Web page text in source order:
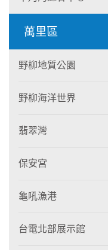
萬里區
野柳地質公園
野柳海洋世界
翡翠灣
保安宮
龜吼漁港
台電北部展示館